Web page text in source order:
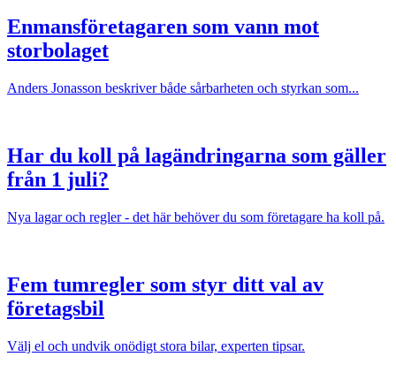
Enmansföretagaren som vann mot
storbolaget
Anders Jonasson beskriver både sårbarheten och styrkan som...
Har du koll på lagändringarna som gäller
från 1 juli?
Nya lagar och regler - det här behöver du som företagare ha koll på.
Fem tumregler som styr ditt val av
företagsbil
Välj el och undvik onödigt stora bilar, experten tipsar.